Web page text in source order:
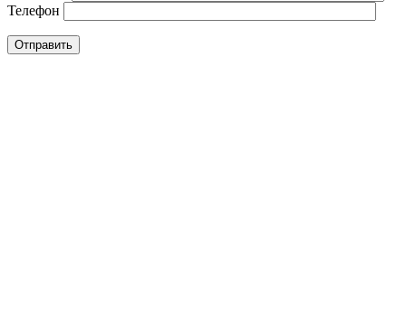
Телефон
Отправить